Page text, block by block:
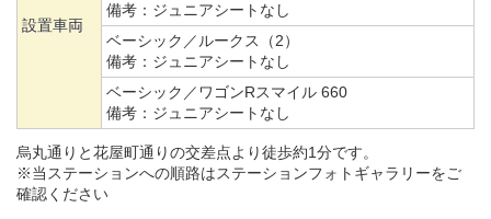
設置車両
備考： ジュニアシートなし
ベーシック／ルークス（2）
備考： ジュニアシートなし
ベーシック／ワゴンRスマイル 660
備考： ジュニアシートなし
烏丸通りと花屋町通りの交差点より徒歩約1分です。
※当ステーションへの順路はステーションフォトギャラリーをご
確認ください